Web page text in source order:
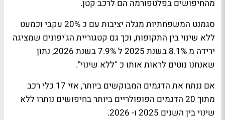
מהחיפושים בפלטפורמה הם לרכב קטן.
סגמנט המשפחתיות מגלה יציבות עם כ 20% עקבי וכמעט
ללא שינוי בין התקופות, וכך גם קטגוריית הג'יפונים שמציגה
ירידה מ 8.1% בשנת 2025 ל 7.9% בשנת 2026, נתון
שאנחנו נוטים לראות אותו כ ''ללא שינוי".
אם ננתח את הדגמים המבוקשים ביותר, אזי 17 כלי רכב
מתוך 20 הדגמים הפופולריים ביותר בחיפושים נותרו ללא
שינוי בין השנים 2025 ו- 2026.